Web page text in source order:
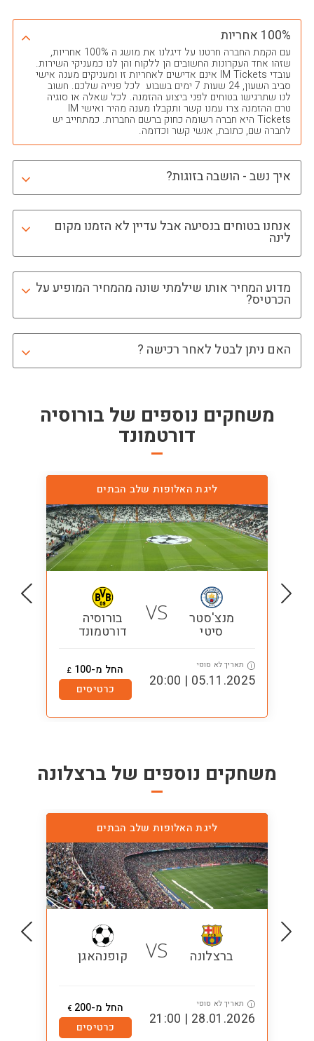
100% אחריות
עם הקמת החברה חרטנו על דיגלנו את מושג ה 100% אחריות,
שזהו אחד העקרונות החשובים הן ללקוח והן לנו כמעניקי השירות.
עובדי IM Tickets אינם אדישים לאחריות זו ומעניקים מענה אישי
סביב השעון, 24 שעות 7 ימים בשבוע לכל פנייה שלכם. חשוב
לנו שתרגישו בטוחים לפני ביצוע ההזמנה. לכל שאלה או סוגיה
טרם ההזמנה צרו עמנו קשר ותקבלו מענה מהיר ואישי IM
Tickets היא חברה רשומה כחוק ברשם החברות. כמתחייב יש
לחברה שם, כתובת, אנשי קשר וכדומה.
איך נשב - הושבה בזוגות?
אנחנו בטוחים בנסיעה אבל עדיין לא הזמנו מקום
לינה
מדוע המחיר אותו שילמתי שונה מהמחיר המופיע על
הכרטיס?
האם ניתן לבטל לאחר רכישה ?
משחקים נוספים של בורוסיה
דורטמונד
ליגת האלופות שלב הבתים
מנצ'סטר
סיטי
VS בורוסיה
דורטמונד
i תאריך לא סופי
05.11.2025 | 20:00
החל מ-100 £
כרטיסים
משחקים נוספים של ברצלונה
ליגת האלופות שלב הבתים
ברצלונה VS קופנהאגן
i תאריך לא סופי
28.01.2026 | 21:00
החל מ-200 €
כרטיסים